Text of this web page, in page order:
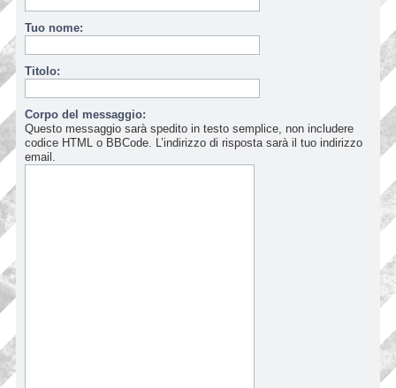
Tuo nome:
Titolo:
Corpo del messaggio:
Questo messaggio sarà spedito in testo semplice, non includere
codice HTML o BBCode. L’indirizzo di risposta sarà il tuo indirizzo
email.